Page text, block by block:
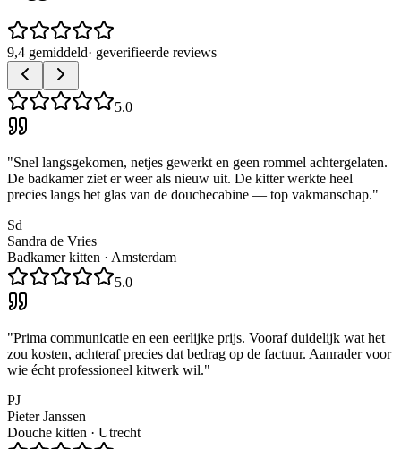
9,4 gemiddeld· geverifieerde reviews
5.0
"Snel langsgekomen, netjes gewerkt en geen rommel achtergelaten.
De badkamer ziet er weer als nieuw uit. De kitter werkte heel
precies langs het glas van de douchecabine — top vakmanschap."
Sd
Sandra de Vries
Badkamer kitten · Amsterdam
5.0
"Prima communicatie en een eerlijke prijs. Vooraf duidelijk wat het
zou kosten, achteraf precies dat bedrag op de factuur. Aanrader voor
wie écht professioneel kitwerk wil."
PJ
Pieter Janssen
Douche kitten · Utrecht